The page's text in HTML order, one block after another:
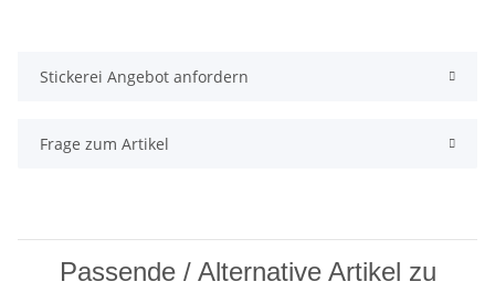
Stickerei Angebot anfordern
Frage zum Artikel
Passende / Alternative Artikel zu